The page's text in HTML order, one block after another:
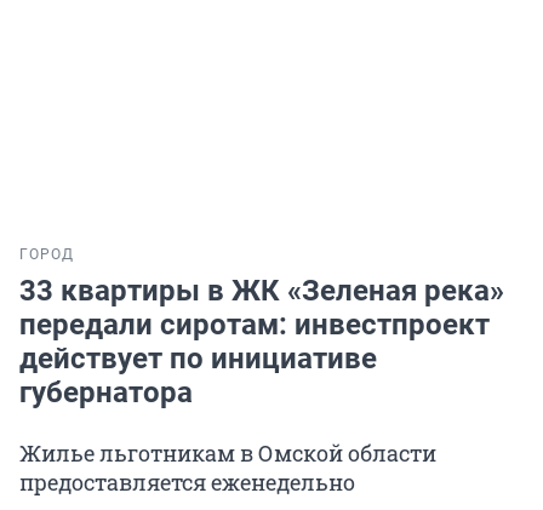
ГОРОД
33 квартиры в ЖК «Зеленая река»
передали сиротам: инвестпроект
действует по инициативе
губернатора
Жилье льготникам в Омской области
предоставляется еженедельно